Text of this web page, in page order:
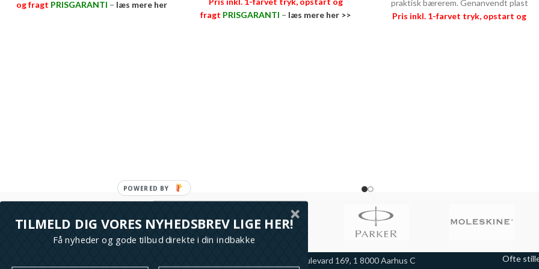
og fragt PRISGARANTI – læs mere her
fragt PRISGARANTI – læs mere her >>
praktisk bærerem. Genanvendt plast
Pris inkl. 1-farvet tryk, opstart og
Marselis Boulevard 169, 1 8000 Aarhus C
Ofte
TILMELD DIG VORES NYHEDSBREV LIGE HER!
Få nyheder og gode tilbud direkte i din indbakke